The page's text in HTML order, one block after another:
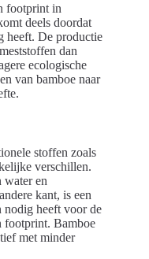
footprint in
deels doordat
heeft. De productie
dan
ecologische
van bamboe naar
stoffen zoals
verschillen.
water en
kant, is een
nodig heeft voor de
footprint. Bamboe
met minder